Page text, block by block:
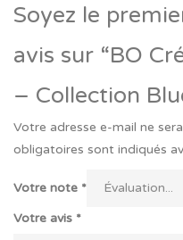
Soyez le
avis sur “BO
– Collection
Votre adresse e-mail ne
obligatoires sont indiqués
Votre note *
Votre avis *